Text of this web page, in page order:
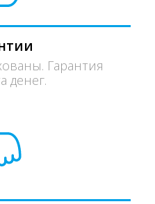
Гарантия
денег.